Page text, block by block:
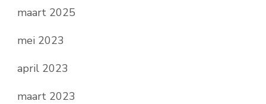
maart 2025
mei 2023
april 2023
maart 2023